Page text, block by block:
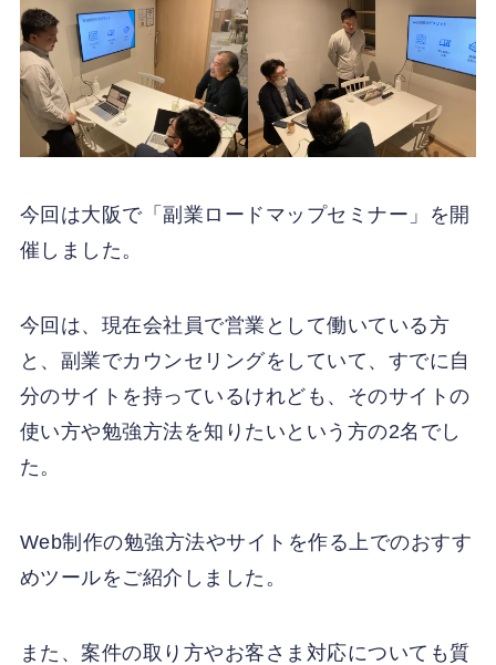
今回は大阪で「副業ロードマップセミナー」を開
催しました。
今回は、現在会社員で営業として働いている方
と、副業でカウンセリングをしていて、すでに自
分のサイトを持っているけれども、そのサイトの
使い方や勉強方法を知りたいという方の2名でし
た。
Web制作の勉強方法やサイトを作る上でのおすす
めツールをご紹介しました。
また、案件の取り方やお客さま対応についても質